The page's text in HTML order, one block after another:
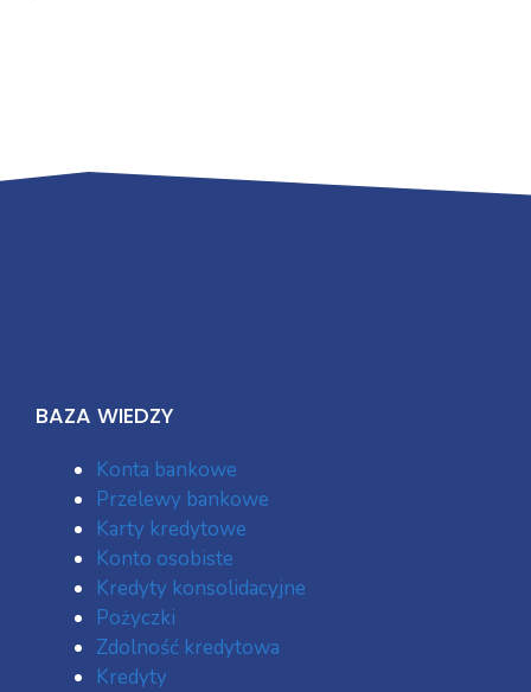
BAZA WIEDZY
Konta bankowe
Przelewy bankowe
Karty kredytowe
Konto osobiste
Kredyty konsolidacyjne
Pożyczki
Zdolność kredytowa
Kredyty